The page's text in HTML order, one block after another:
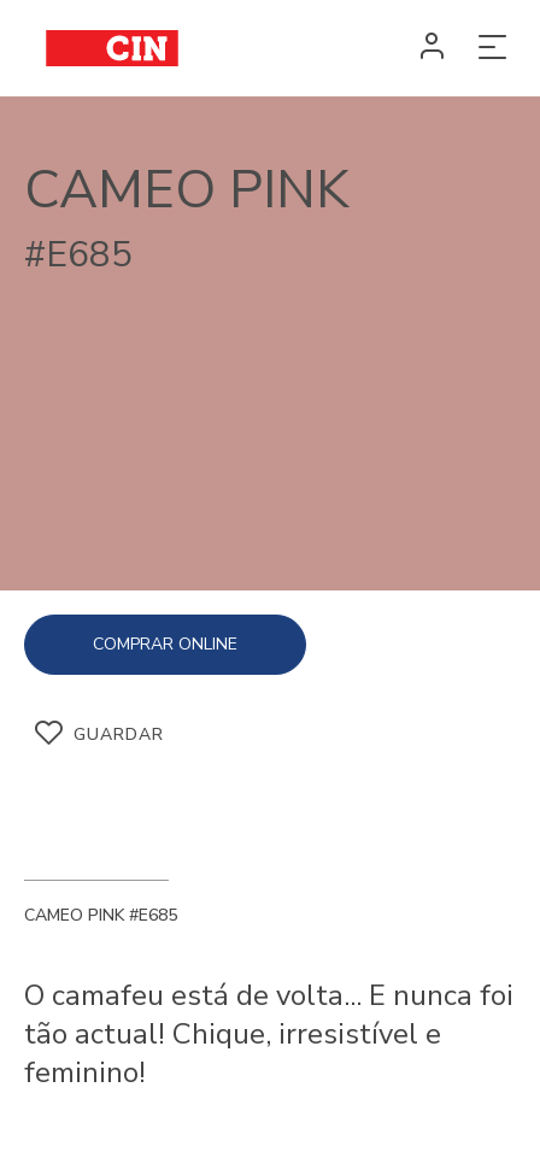
CAMEO PINK
#E685
COMPRAR ONLINE
GUARDAR
CAMEO PINK #E685
O camafeu está de volta... E nunca foi
tão actual! Chique, irresistível e
feminino!